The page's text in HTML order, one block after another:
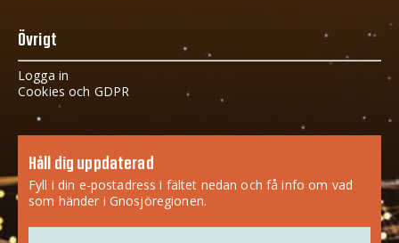
Övrigt
Logga in
Cookies och GDPR
Håll dig uppdaterad
Fyll i din e-postadress i fältet nedan och få info om vad
som händer i Gnosjöregionen.